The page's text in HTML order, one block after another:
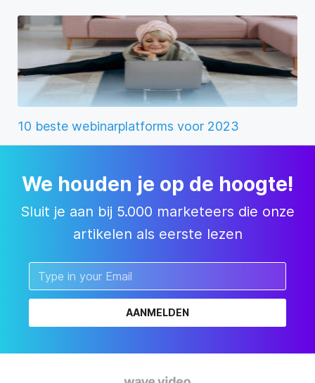
10 beste webinarplatforms voor 2023
We houden je op de hoogte!
Sluit je aan bij 5.000 marketeers die onze
artikelen als eerste lezen
AANMELDEN